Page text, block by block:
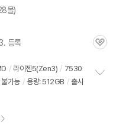
몰)
등록
관
/ 라이젠5(Zen3) / 7530
불가능 / 용량: 512GB / 출시